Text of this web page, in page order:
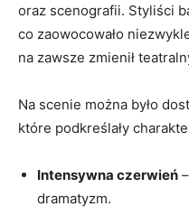
oraz scenografii. Styliści
co zaowocowało
na zawsze zmienił
Na scenie można było
które podkreślały
Intensywna czerwień
dramatyzm.